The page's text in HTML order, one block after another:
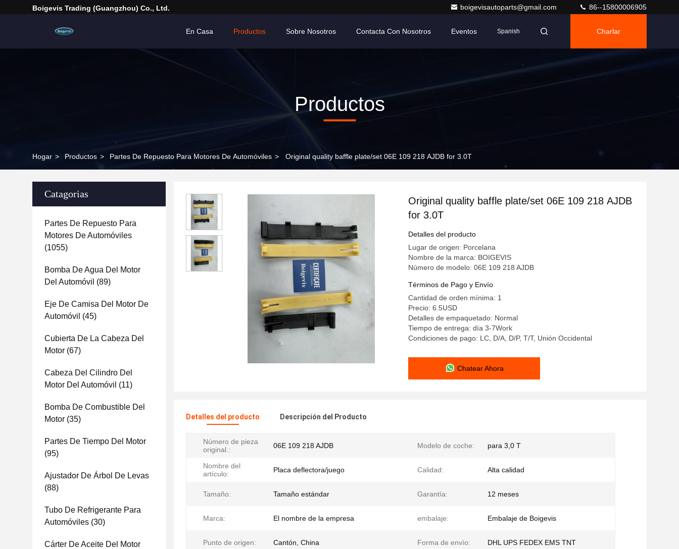
Boigevis Trading (guangzhou) Co., Ltd. boigevisautoparts@gmail.com 86--15800006905
En Casa Productos Sobre Nosotros Contacta Con Nosotros Eventos Spanish Charlar
Productos
Hogar > Productos > Partes De Repuesto Para Motores De Automóviles > Original quality baffle plate/set 06E 109 218 AJDB for 3.0T
Catagorias
Partes De Repuesto Para
Motores De Automóviles
(1055)
Bomba De Agua Del Motor
Del Automóvil (89)
Eje De Camisa Del Motor De
Automóvil (45)
Cubierta De La Cabeza Del
Motor (67)
Cabeza Del Cilindro Del
Motor Del Automóvil (11)
Bomba De Combustible Del
Motor (35)
Partes De Tiempo Del Motor
(95)
Ajustador De Árbol De Levas
(88)
Tubo De Refrigerante Para
Automóviles (30)
Cárter De Aceite Del Motor
Original quality baffle plate/set 06E 109 218 AJDB
for 3.0T
Detalles del producto
Lugar de origen: Porcelana
Nombre de la marca: BOIGEVIS
Número de modelo: 06E 109 218 AJDB
Términos de Pago y Envío
Cantidad de orden mínima: 1
Precio: 6.5USD
Detalles de empaquetado: Normal
Tiempo de entrega: día 3-7Work
Condiciones de pago: LC, D/A, D/P, T/T, Unión Occidental
Chatear Ahora
Detalles del producto Descripción del Producto
Número de pieza
original.:
06E 109 218 AJDB Modelo de coche: para 3,0 T
Nombre del
artículo:
Placa deflectora/juego Calidad: Alta calidad
Tamaño: Tamaño estándar Garantía: 12 meses
Marca: El nombre de la empresa embalaje: Embalaje de Boigevis
Punto de origen: Cantón, China Forma de envío: DHL UPS FEDEX EMS TNT